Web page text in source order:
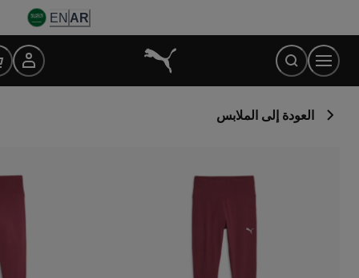
Content
AR
EN
العودة إلى الملابس